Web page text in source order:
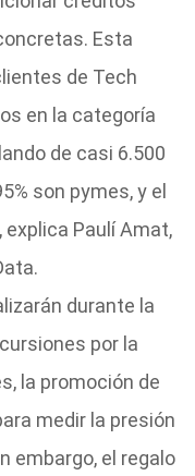
Esta
de Tech
en la categoría
de casi 6.500
son pymes, y el
explica Paulí Amat,
durante la
por la
la promoción de
medir la presión
embargo, el regalo